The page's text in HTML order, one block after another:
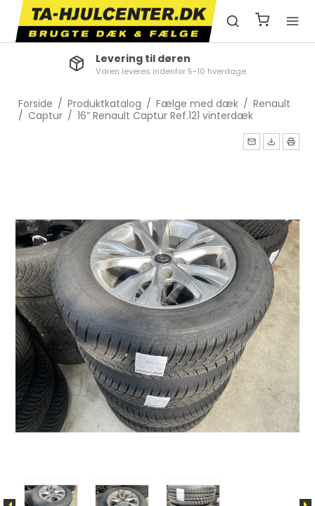
Levering til døren
Varen leveres indenfor 5-10 hverdage
Forside / Produktkatalog / Fælge med dæk / Renault
/ Captur / 16” Renault Captur Ref.121 vinterdæk